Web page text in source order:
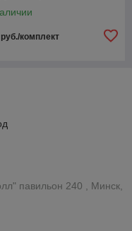
руб./комплект
павильон 240 , Минск,